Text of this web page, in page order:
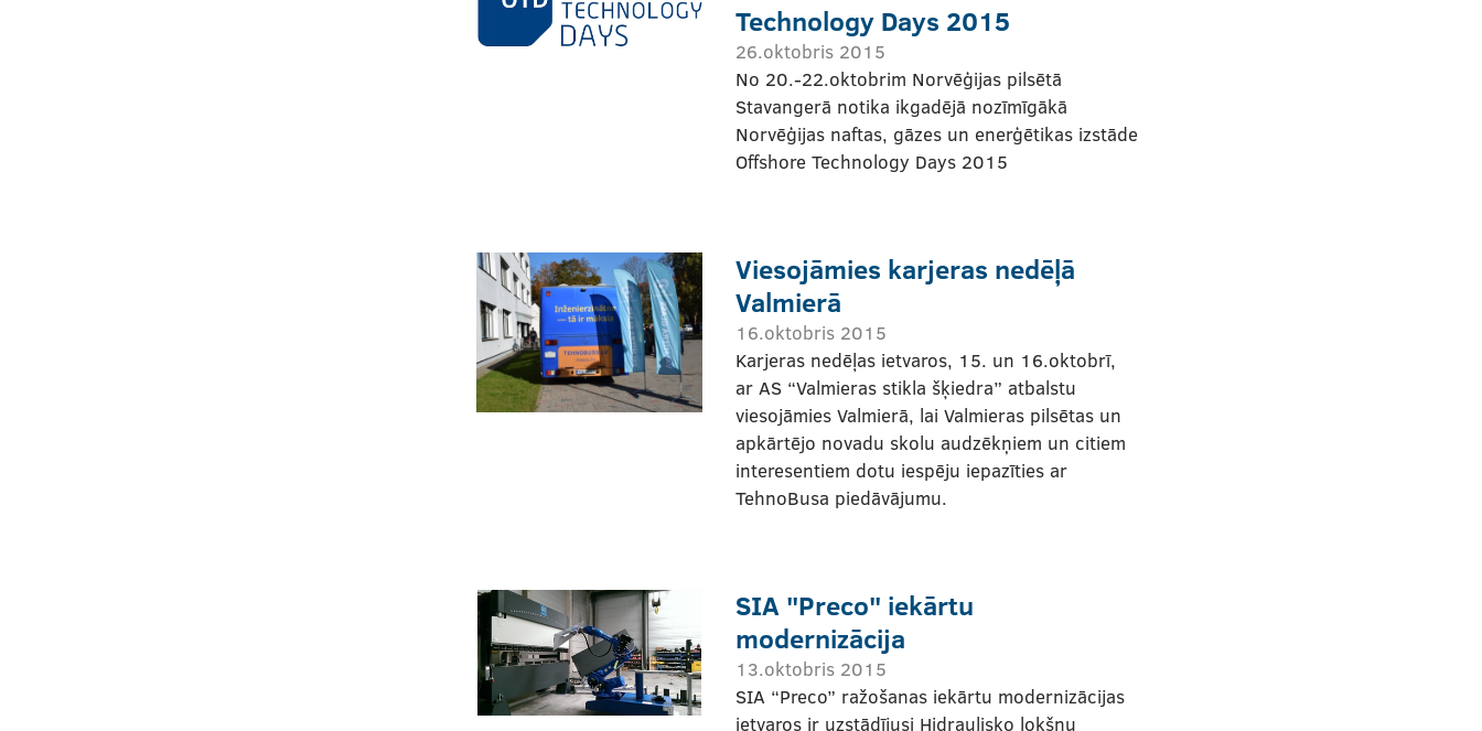
Technology Days 2015
26.oktobris 2015
No 20.-22.oktobrim Norvēģijas pilsētā
Stavangerā notika ikgadējā nozīmīgākā
Norvēģijas naftas, gāzes un enerģētikas izstāde
Offshore Technology Days 2015
Viesojāmies karjeras nedēļā
Valmierā
16.oktobris 2015
Karjeras nedēļas ietvaros, 15. un 16.oktobrī,
ar AS “Valmieras stikla šķiedra” atbalstu
viesojāmies Valmierā, lai Valmieras pilsētas un
apkārtējo novadu skolu audzēkņiem un citiem
interesentiem dotu iespēju iepazīties ar
TehnoBusa piedāvājumu.
SIA "Preco" iekārtu
modernizācija
13.oktobris 2015
SIA “Preco” ražošanas iekārtu modernizācijas
ietvaros ir uzstādījusi Hidraulisko lokšņu